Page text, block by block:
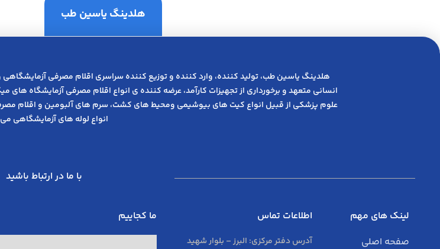
هلدینگ یاسین طب
هلدینگ یاسین طب، تولید کننده، وارد کننده و توزیع کننده سراسری اقلام مصرفی
انسانی متعهد و ﺑﺮﺧﻮرداری از ﺗﺠﻬﯿﺰات ﮐﺎرآﻣﺪ، عرضه کننده ی انواع اﻗﻼم مصرفی آزﻣﺎﯾﺸﮕﺎه های
علوم پزشکی از قبیل انواع کیت های بیوشیمی ومحیط های کشت، سرم های آلبومین و اقلام
انواع لوله های آزمایشگاهی
با ما در ارتباط باشید
لینک های مهم
صفحه اصلی
اطلاعات تماس
آدرس دفتر مرکزی: البرز – بلوار شهید
ما کجاییم